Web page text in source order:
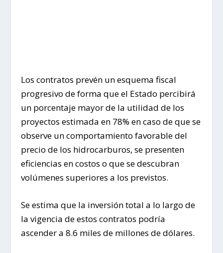
Los contratos prevén un esquema fiscal
progresivo de forma que el Estado percibirá
un porcentaje mayor de la utilidad de los
proyectos estimada en 78% en caso de que se
observe un comportamiento favorable del
precio de los hidrocarburos, se presenten
eficiencias en costos o que se descubran
volúmenes superiores a los previstos.
Se estima que la inversión total a lo largo de
la vigencia de estos contratos podría
ascender a 8.6 miles de millones de dólares.